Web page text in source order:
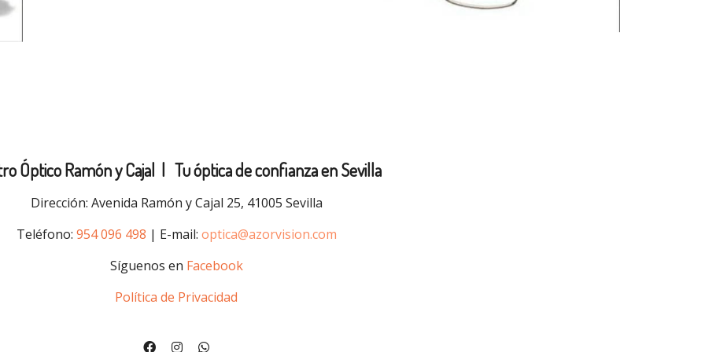
Óptico Ramón y Cajal | Tu óptica de confianza en Sevilla
Dirección: Avenida Ramón y Cajal 25, 41005 Sevilla
Teléfono: 954 096 498 | E-mail: optica@azorvision.com
Síguenos en Facebook
Política de Privacidad